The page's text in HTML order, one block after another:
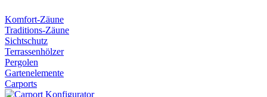
Komfort-Zäune
Traditions-Zäune
Sichtschutz
Terrassenhölzer
Pergolen
Gartenelemente
Carports